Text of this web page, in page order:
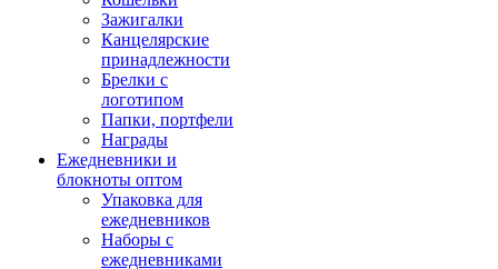
Зажигалки
Канцелярские
принадлежности
Брелки с
логотипом
Папки, портфели
Награды
Ежедневники и
блокноты оптом
Упаковка для
ежедневников
Наборы с
ежедневниками